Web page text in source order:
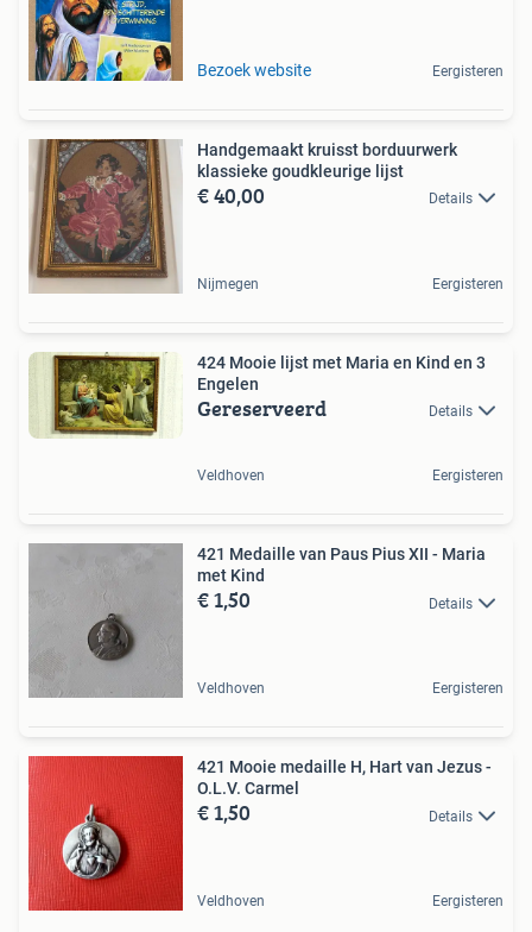
Bezoek website Eergisteren
Handgemaakt kruisst borduurwerk
klassieke goudkleurige lijst
€ 40,00 Details
Nijmegen Eergisteren
424 Mooie lijst met Maria en Kind en 3
Engelen
Gereserveerd Details
Veldhoven Eergisteren
421 Medaille van Paus Pius XII - Maria
met Kind
€ 1,50 Details
Veldhoven Eergisteren
421 Mooie medaille H, Hart van Jezus -
O.L.V. Carmel
€ 1,50 Details
Veldhoven Eergisteren